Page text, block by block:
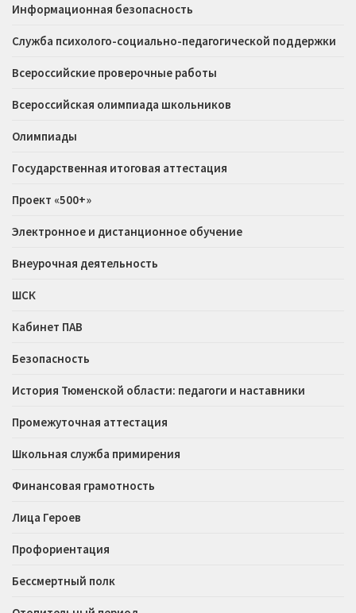
Информационная безопасность
Служба психолого-социально-педагогической поддержки
Всероссийские проверочные работы
Всероссийская олимпиада школьников
Олимпиады
Государственная итоговая аттестация
Проект «500+»
Электронное и дистанционное обучение
Внеурочная деятельность
ШСК
Кабинет ПАВ
Безопасность
История Тюменской области: педагоги и наставники
Промежуточная аттестация
Школьная служба примирения
Финансовая грамотность
Лица Героев
Профориентация
Бессмертный полк